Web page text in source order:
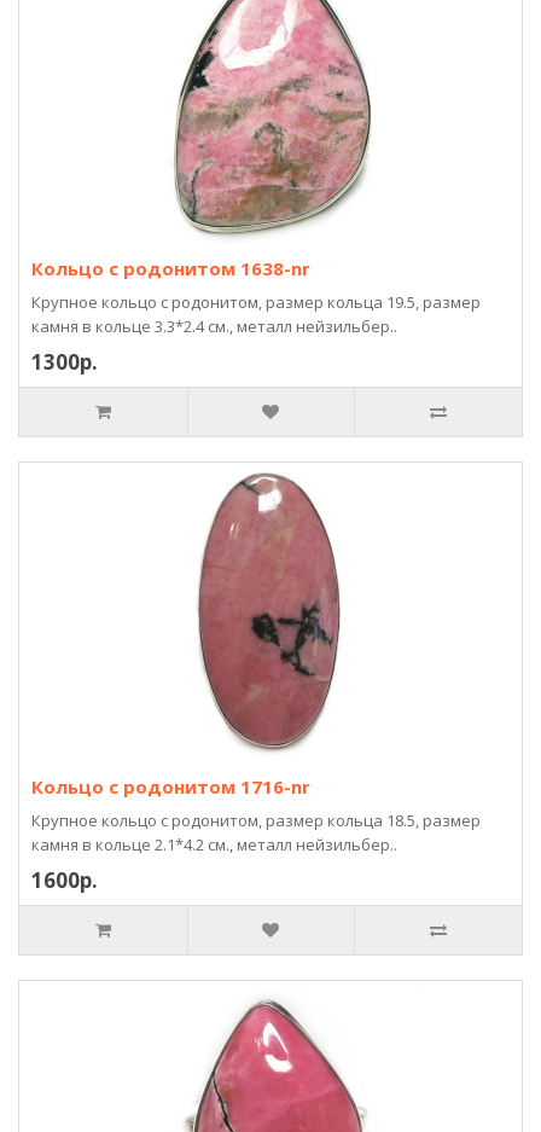
Кольцо с родонитом 1638-nr
Крупное кольцо с родонитом, размер кольца 19.5, размер
камня в кольце 3.3*2.4 см., металл нейзильбер..
1300р.
Кольцо с родонитом 1716-nr
Крупное кольцо с родонитом, размер кольца 18.5, размер
камня в кольце 2.1*4.2 см., металл нейзильбер..
1600р.